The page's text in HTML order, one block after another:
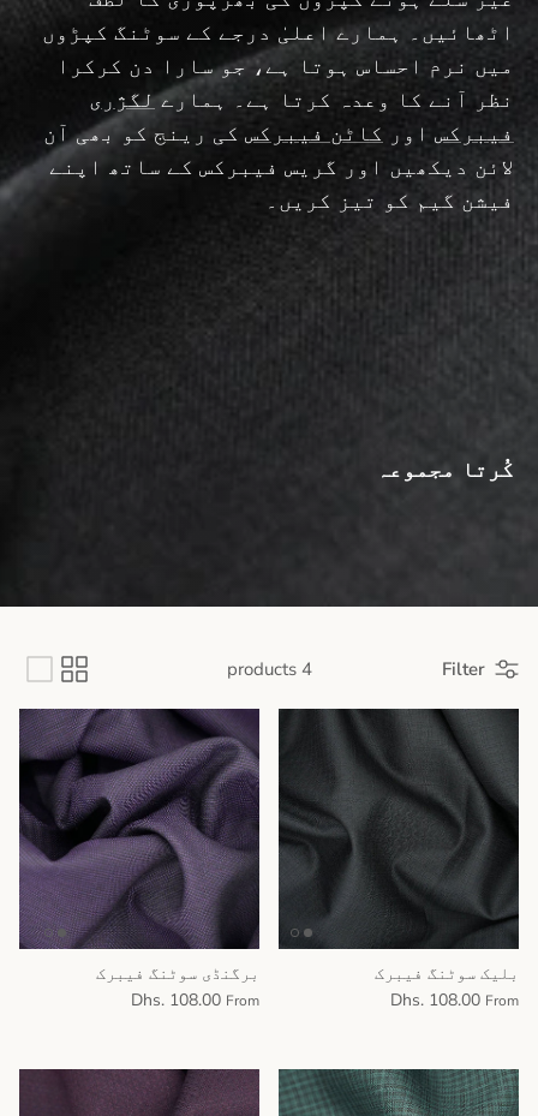
اٹھائیں۔ ہمارے اعلیٰ درجے کے سوٹنگ کپڑوں
میں نرم احساس ہوتا ہے، جو سارا دن کرکرا
نظر آنے کا وعدہ کرتا ہے۔ ہمارےلگژری
فیبرکس اور کاٹن فیبرکس کی رینج کو بھی آن
لائن دیکھیں اور گریس فیبرکس کے ساتھ اپنے
فیشن گیم کو تیز کریں۔
کُرتا مجموعہ
Filter
4 products
بلیک سوٹنگ فیبرک
From
Dhs. 108.00
برگنڈی سوٹنگ فیبرک
From
Dhs. 108.00